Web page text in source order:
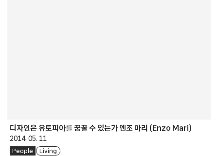
디자인은 유토피아를 꿈꿀 수 있는가 엔조 마리 (Enzo Mari)
2014. 05. 11
People Living